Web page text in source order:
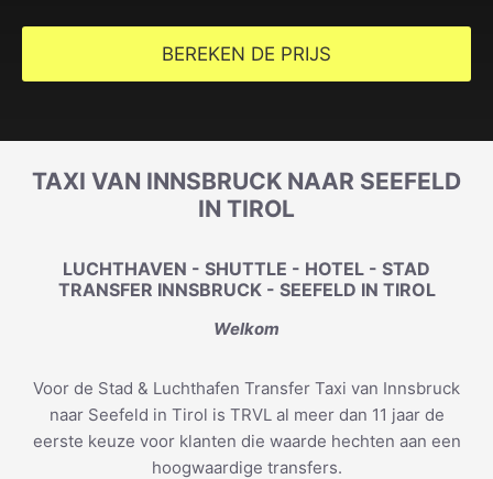
BEREKEN DE PRIJS
TAXI VAN INNSBRUCK NAAR SEEFELD
IN TIROL
LUCHTHAVEN - SHUTTLE - HOTEL - STAD
TRANSFER INNSBRUCK - SEEFELD IN TIROL
Welkom
Voor de Stad & Luchthafen Transfer Taxi van Innsbruck
naar Seefeld in Tirol is TRVL al meer dan 11 jaar de
eerste keuze voor klanten die waarde hechten aan een
hoogwaardige transfers.